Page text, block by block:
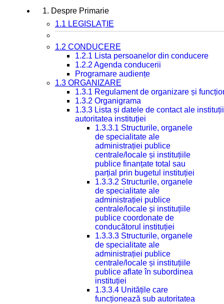
1. Despre Primarie
1.1 LEGISLAȚIE
1.2 CONDUCERE
1.2.1 Lista persoanelor din conducere
1.2.2 Agenda conducerii
Programare audiențe
1.3 ORGANIZARE
1.3.1 Regulament de organizare și
1.3.2 Organigrama
1.3.3 Lista și datele de contact ale
autoritatea instituției
1.3.3.1 Structurile, organele
de specialitate ale
administrației publice
centrale/locale și instituțiile
publice finanțate total sau
parțial prin bugetul instituției
1.3.3.2 Structurile, organele
de specialitate ale
administrației publice
centrale/locale și instituțiile
publice coordonate de
conducătorul instituției
1.3.3.3 Structurile, organele
de specialitate ale
administrației publice
centrale/locale și instituțiile
publice aflate în subordinea
instituției
1.3.3.4 Unitățile care
funcționează sub autoritatea